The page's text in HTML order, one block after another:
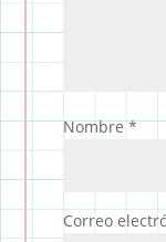
Nombre*
Correo